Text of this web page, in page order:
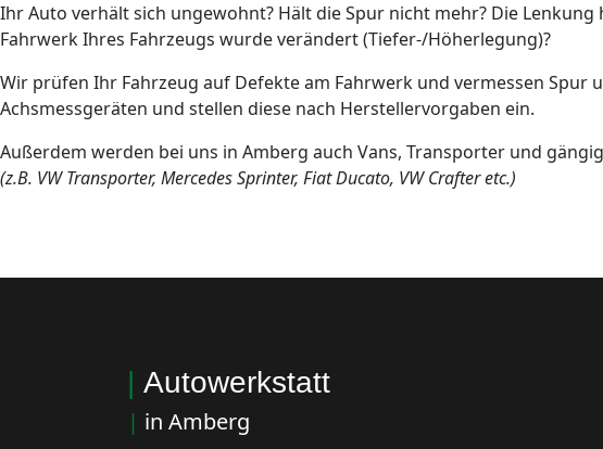
Ihr Auto verhält sich ungewohnt? Hält die Spur nicht mehr? Die Lenkung
Fahrwerk Ihres Fahrzeugs wurde verändert (Tiefer-/Höherlegung)?
Wir prüfen Ihr Fahrzeug auf Defekte am Fahrwerk und vermessen
Achsmessgeräten und stellen diese nach Herstellervorgaben ein.
Außerdem werden bei uns in Amberg auch Vans, Transporter und
(z.B. VW Transporter, Mercedes Sprinter, Fiat Ducato, VW Crafter etc.)
| Autowerkstatt
| in Amberg